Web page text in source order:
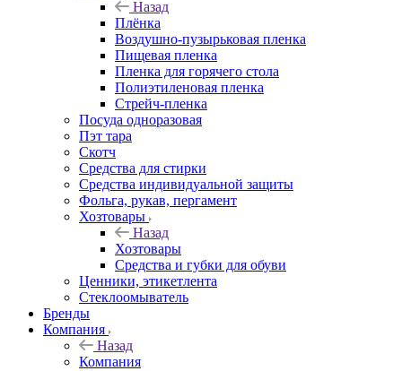
Назад
Плёнка
Воздушно-пузырьковая пленка
Пищевая пленка
Пленка для горячего стола
Полиэтиленовая пленка
Стрейч-пленка
Посуда одноразовая
Пэт тара
Скотч
Средства для стирки
Средства индивидуальной защиты
Фольга, рукав, пергамент
Хозтовары
Назад
Хозтовары
Средства и губки для обуви
Ценники, этикетлента
Стеклоомыватель
Бренды
Компания
Назад
Компания